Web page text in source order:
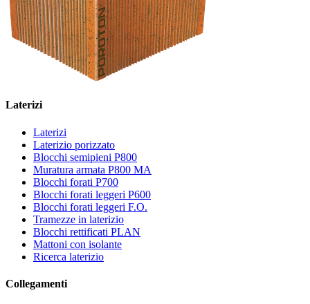
Laterizi
Laterizi
Laterizio porizzato
Blocchi semipieni P800
Muratura armata P800 MA
Blocchi forati P700
Blocchi forati leggeri P600
Blocchi forati leggeri F.O.
Tramezze in laterizio
Blocchi rettificati PLAN
Mattoni con isolante
Ricerca laterizio
Collegamenti